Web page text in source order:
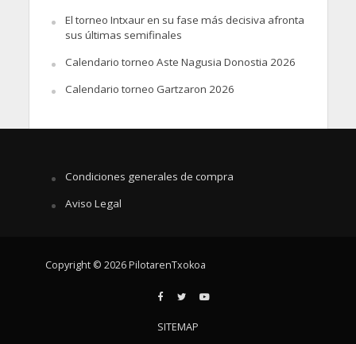
El torneo Intxaur en su fase más decisiva afronta
sus últimas semifinales
Calendario torneo Aste Nagusia Donostia 2026
Calendario torneo Gartzaron 2026
Condiciones generales de compra
Aviso Legal
Copyright © 2026 PilotarenTxokoa
SITEMAP